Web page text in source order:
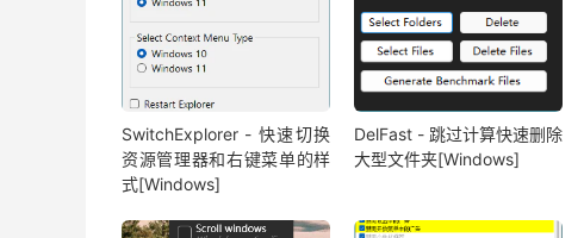
SwitchExplorer - 快速切换
资源管理器和右键菜单的样
式[Windows]
DelFast - 跳过计算快速删除
大型文件夹[Windows]